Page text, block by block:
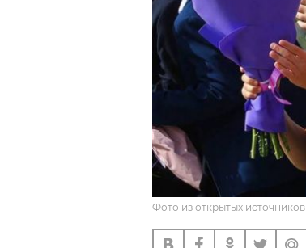
Фото из открытых источников